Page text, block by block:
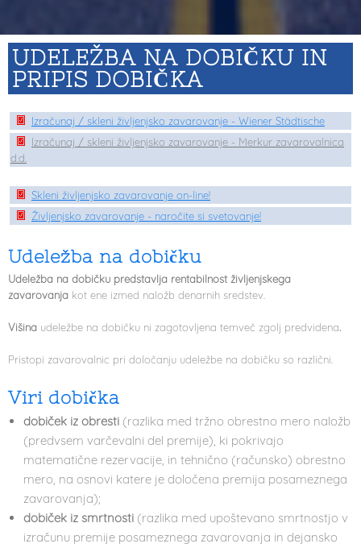
UDELEŽBA NA DOBIČKU IN
PRIPIS DOBIČKA
Izračunaj / skleni življenjsko zavarovanje - Wiener Stä dtische
Izračunaj / skleni življenjsko zavarovanje - Merkur zavarovalnica
d.d.
Skleni življenjsko zavarovanje on-line!
Življenjsko zavarovanje - naročite si svetovanje!
Udeležba na dobičku
Udeležba na dobičku predstavlja rentabilnost življenjskega
zavarovanja kot ene izmed naložb denarnih sredstev.
Višina udeležbe na dobičku ni zagotovljena temveč zgolj predvidena.
Pristopi zavarovalnic pri določanju udeležbe na dobičku so različni.
Viri dobička
dobiček iz obresti (razlika med tržno obrestno mero naložb
(predvsem varčevalni del premije), ki pokrivajo
matematične rezervacije, in tehnično (računsko) obrestno
mero, na osnovi katere je določena premija posameznega
zavarovanja);
dobiček iz smrtnosti (razlika med upoštevano smrtnostjo v
izračunu premije posameznega zavarovanja in dejansko